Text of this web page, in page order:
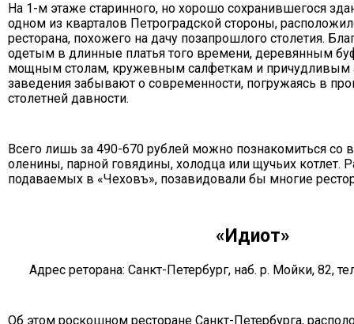
На 1-м этаже старинного, но хорошо сохранившегося
одном из кварталов Петроградской стороны,
ресторана, похожего на дачу позапрошлого столетия.
одетым в длинные платья того времени, деревянным
мощным столам, кружевным салфеткам и причудливым
заведения забывают о современности, погружаясь в
столетней давности.
Всего лишь за 490-670 рублей можно познакомиться со
оленины, парной говядины, холодца или щучьих котлет.
подаваемых в «Чеховъ», позавидовали бы многие
«Идиот»
Адрес реторана: Санкт-Петербург, наб. р. Мойки, 82,
Об этом роскошном ресторане Санкт-Петербурга,